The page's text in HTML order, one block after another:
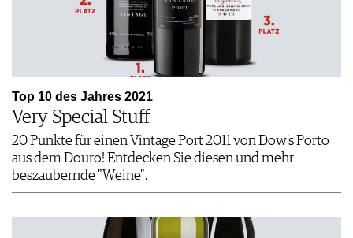
Top 10 des Jahres 2021
Very Special Stuff
20 Punkte für einen Vintage Port 2011 von Dow's Porto
aus dem Douro! Entdecken Sie diesen und mehr
beszaubernde "Weine".